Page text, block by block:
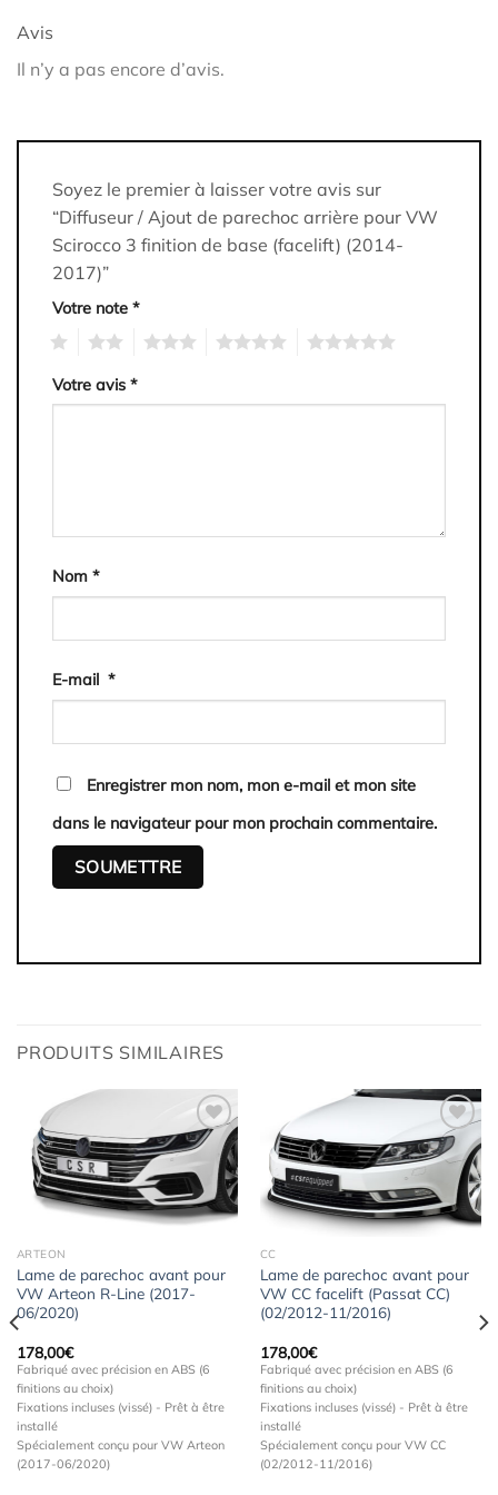
Avis
Il n’y a pas encore d’avis.
Soyez le premier à laisser votre avis sur
“Diffuseur / Ajout de parechoc arrière pour VW
Scirocco 3 finition de base (facelift) (2014-
2017)”
Votre note *
Votre avis *
Nom *
E-mail *
Enregistrer mon nom, mon e-mail et mon site
dans le navigateur pour mon prochain commentaire.
PRODUITS SIMILAIRES
Ajouter
à la
wishlist
ARTEON
Lame de parechoc avant pour
VW Arteon R-Line (2017-
06/2020)
178,00€
Fabriqué avec précision en ABS (6
finitions au choix)
Fixations incluses (vissé) - Prêt à être
installé
Spécialement conçu pour VW Arteon
(2017-06/2020)
Ajouter
à la
wishlist
CC
Lame de parechoc avant pour
VW CC facelift (Passat CC)
(02/2012-11/2016)
178,00€
Fabriqué avec précision en ABS (6
finitions au choix)
Fixations incluses (vissé) - Prêt à être
installé
Spécialement conçu pour VW CC
(02/2012-11/2016)